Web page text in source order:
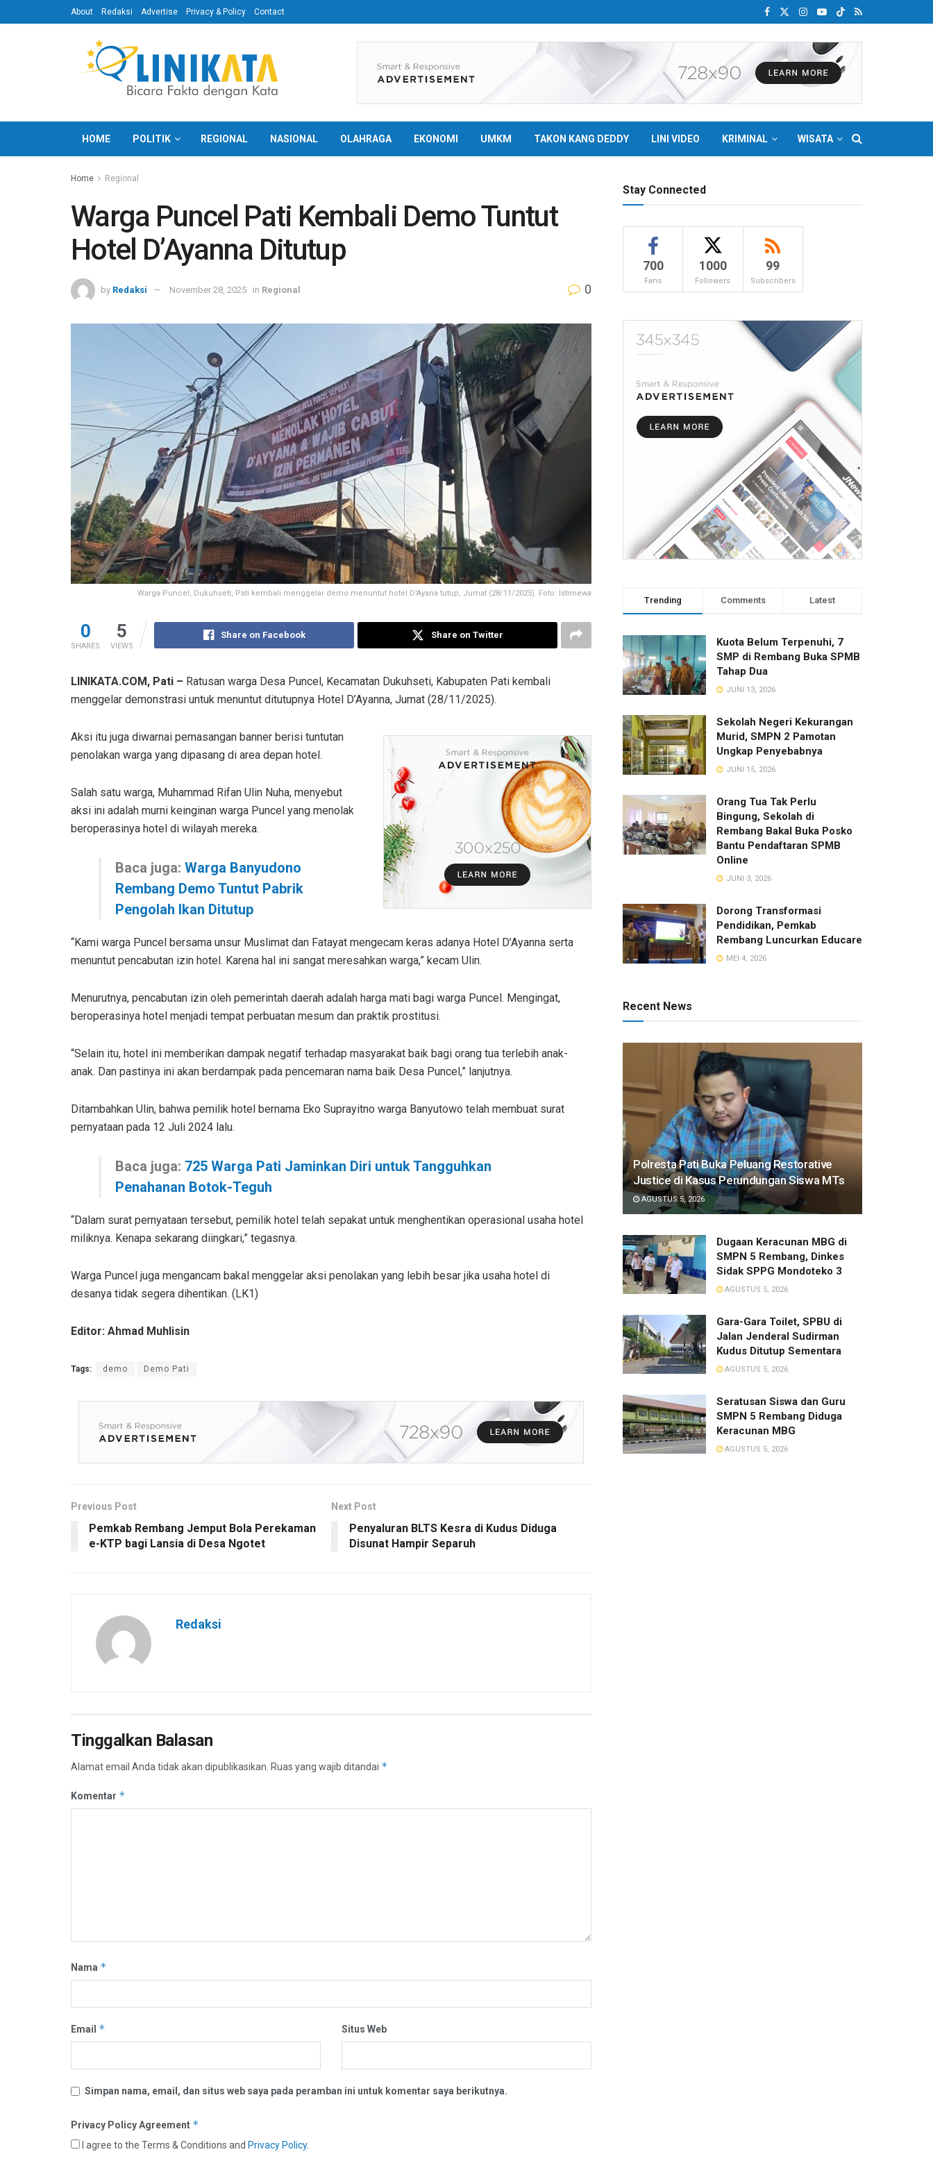
About Redaksi Advertise Privacy & Policy Contact
HOME POLITIK REGIONAL NASIONAL OLAHRAGA EKONOMI UMKM TAKON KANG DEDDY LINI VIDEO KRIMINAL WISATA
Home Regional
Warga Puncel Pati Kembali Demo Tuntut
Hotel D’Ayanna Ditutup
by Redaksi November 28, 2025 in Regional 0
Warga Puncel, Dukuhseti, Pati kembali menggelar demo menuntut hotel D'Ayana tutup, Jumat (28/11/2025). Foto: Istimewa
0
SHARES
5
VIEWS
Share on Facebook Share on Twitter
LINIKATA.COM, Pati – Ratusan warga Desa Puncel, Kecamatan Dukuhseti, Kabupaten Pati kembali
menggelar demonstrasi untuk menuntut ditutupnya Hotel D’Ayanna, Jumat (28/11/2025).
Aksi itu juga diwarnai pemasangan banner berisi tuntutan
penolakan warga yang dipasang di area depan hotel.
Salah satu warga, Muhammad Rifan Ulin Nuha, menyebut
aksi ini adalah murni keinginan warga Puncel yang menolak
beroperasinya hotel di wilayah mereka.
Baca juga: Warga Banyudono
Rembang Demo Tuntut Pabrik
Pengolah Ikan Ditutup
“Kami warga Puncel bersama unsur Muslimat dan Fatayat mengecam keras adanya Hotel D’Ayanna serta
menuntut pencabutan izin hotel. Karena hal ini sangat meresahkan warga,” kecam Ulin.
Menurutnya, pencabutan izin oleh pemerintah daerah adalah harga mati bagi warga Puncel. Mengingat,
beroperasinya hotel menjadi tempat perbuatan mesum dan praktik prostitusi.
“Selain itu, hotel ini memberikan dampak negatif terhadap masyarakat baik bagi orang tua terlebih anak-
anak. Dan pastinya ini akan berdampak pada pencemaran nama baik Desa Puncel,” lanjutnya.
Ditambahkan Ulin, bahwa pemilik hotel bernama Eko Suprayitno warga Banyutowo telah membuat surat
pernyataan pada 12 Juli 2024 lalu.
Baca juga: 725 Warga Pati Jaminkan Diri untuk Tangguhkan
Penahanan Botok-Teguh
“Dalam surat pernyataan tersebut, pemilik hotel telah sepakat untuk menghentikan operasional usaha hotel
miliknya. Kenapa sekarang diingkari,” tegasnya.
Warga Puncel juga mengancam bakal menggelar aksi penolakan yang lebih besar jika usaha hotel di
desanya tidak segera dihentikan. (LK1)
Editor: Ahmad Muhlisin
Tags: demo Demo Pati
Previous Post
Pemkab Rembang Jemput Bola Perekaman
e-KTP bagi Lansia di Desa Ngotet
Next Post
Penyaluran BLTS Kesra di Kudus Diduga
Disunat Hampir Separuh
Redaksi
Tinggalkan Balasan
Alamat email Anda tidak akan dipublikasikan. Ruas yang wajib ditandai *
Komentar *
Nama *
Email * Situs Web
Simpan nama, email, dan situs web saya pada peramban ini untuk komentar saya berikutnya.
Privacy Policy Agreement *
I agree to the Terms & Conditions and Privacy Policy.
Stay Connected
700
Fans
1000
Followers
99
Subscribers
Trending Comments Latest
Kuota Belum Terpenuhi, 7
SMP di Rembang Buka SPMB
Tahap Dua
JUNI 13, 2026
Sekolah Negeri Kekurangan
Murid, SMPN 2 Pamotan
Ungkap Penyebabnya
JUNI 15, 2026
Orang Tua Tak Perlu
Bingung, Sekolah di
Rembang Bakal Buka Posko
Bantu Pendaftaran SPMB
Online
JUNI 3, 2026
Dorong Transformasi
Pendidikan, Pemkab
Rembang Luncurkan Educare
MEI 4, 2026
Recent News
Polresta Pati Buka Peluang Restorative
Justice di Kasus Perundungan Siswa MTs
AGUSTUS 5, 2026
Dugaan Keracunan MBG di
SMPN 5 Rembang, Dinkes
Sidak SPPG Mondoteko 3
AGUSTUS 5, 2026
Gara-Gara Toilet, SPBU di
Jalan Jenderal Sudirman
Kudus Ditutup Sementara
AGUSTUS 5, 2026
Seratusan Siswa dan Guru
SMPN 5 Rembang Diduga
Keracunan MBG
AGUSTUS 5, 2026